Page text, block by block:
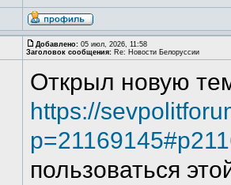
Добавлено: 05 июл, 2026, 11:58
Заголовок сообщения: Re: Новости Белоруссии
Открыл новую
https://
пользоваться